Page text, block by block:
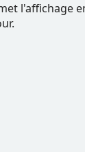
l'affichage